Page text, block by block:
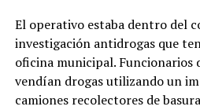
El operativo estaba dentro del
investigación antidrogas que
oficina municipal. Funcionarios
vendían drogas utilizando un
camiones recolectores de